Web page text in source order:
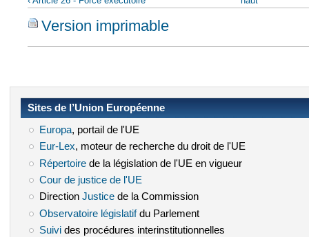
Version imprimable
Sites de l’Union Européenne
Europa(le lien est externe)
, portail de l'UE
Eur-Lex(le lien est externe)
, moteur de recherche du droit de l'UE
Répertoire(le lien est externe)
de la législation de l'UE en vigueur
Cour de justice de l'UE
Direction Justice(le lien est externe)
de la Commission
Observatoire législatif(le lien est externe)
du Parlement
Suivi(le lien est externe)
des procédures interinstitutionnelles